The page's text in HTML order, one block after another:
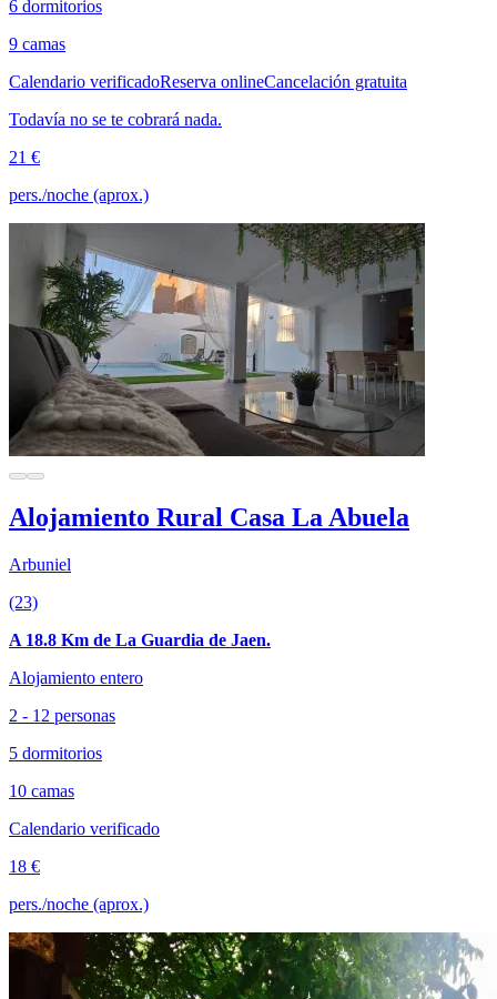
6 dormitorios
9 camas
Calendario verificadoReserva onlineCancelación gratuita
Todavía no se te cobrará nada.
21 €
pers./noche (aprox.)
Alojamiento Rural Casa La Abuela
Arbuniel
(23)
A 18.8 Km de La Guardia de Jaen.
Alojamiento entero
2 - 12 personas
5 dormitorios
10 camas
Calendario verificado
18 €
pers./noche (aprox.)